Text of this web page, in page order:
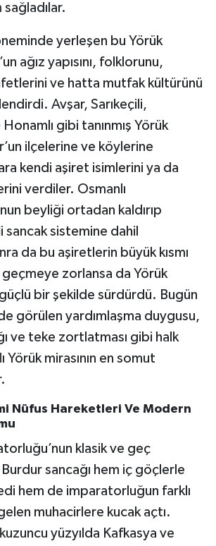
yerleşen bu Yörük
ağız yapısını, folklorunu,
ve hatta mutfak kültürünü
Avşar, Sarıkeçili,
gibi tanınmış Yörük
ilçelerine ve köylerine
kendi aşiret isimlerini ya da
verdiler. Osmanlı
beyliği ortadan kaldırıp
sancak sistemine dahil
da bu aşiretlerin büyük kısmı
zorlansa da Yörük
güçlü bir şekilde sürdürdü. Bugün
görülen yardımlaşma duygusu,
ve teke zortlatması gibi halk
Yörük mirasının en somut
Nüfus Hareketleri Ve Modern
klasik ve geç
sancağı hem iç göçlerle
hem de imparatorluğun farklı
muhacirlere kucak açtı.
yüzyılda Kafkasya ve